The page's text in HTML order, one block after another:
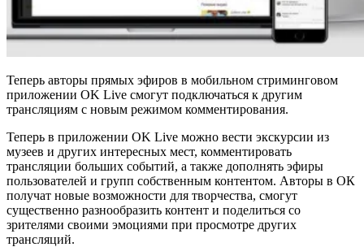
Теперь авторы прямых эфиров в мобильном стриминговом
приложении OK Live смогут подключаться к другим
трансляциям с новым режимом комментирования.
Теперь в приложении OK Live можно вести экскурсии из
музеев и других интересных мест, комментировать
трансляции больших событий, а также дополнять эфиры
пользователей и групп собственным контентом. Авторы в ОК
получат новые возможности для творчества, смогут
существенно разнообразить контент и поделиться со
зрителями своими эмоциями при просмотре других
трансляций.